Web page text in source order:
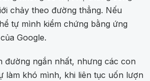
chảy theo đường thẳng. Nếu
tự mình kiểm chứng bằng ứng
Google.
đường ngắn nhất, nhưng các con
làm khó mình, khi liên tục uốn lượn